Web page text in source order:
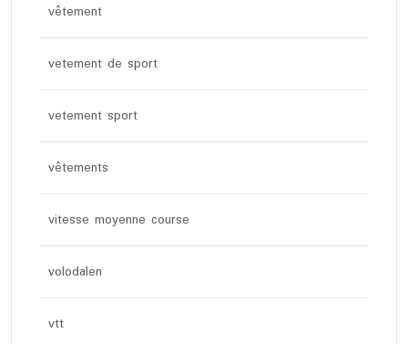
vêtement
vetement de sport
vetement sport
vêtements
vitesse moyenne course
volodalen
vtt